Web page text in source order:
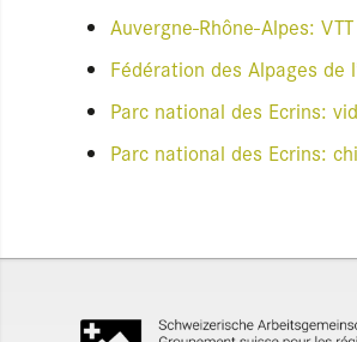
Auvergne-Rhône-Alpes:
Fédé­ra­tion des Alpages de
Parc natio­nal des Ecrins:
Parc natio­nal des Ecrins: